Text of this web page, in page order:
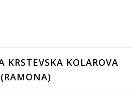
KRSTEVSKA KOLAROVA
(RAMONA)